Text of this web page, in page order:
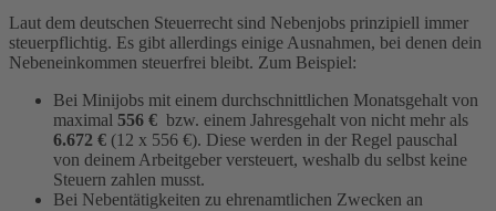
Laut dem deutschen Steuerrecht sind Nebenjobs prinzipiell immer
steuerpflichtig. Es gibt allerdings einige Ausnahmen, bei denen dein
Nebeneinkommen steuerfrei bleibt. Zum Beispiel:
Bei Minijobs mit einem durchschnittlichen Monatsgehalt von
maximal 556 € bzw. einem Jahresgehalt von nicht mehr als
6.672 € (12 x 556 €). Diese werden in der Regel pauschal
von deinem Arbeitgeber versteuert, weshalb du selbst keine
Steuern zahlen musst.
Bei Nebentätigkeiten zu ehrenamtlichen Zwecken an